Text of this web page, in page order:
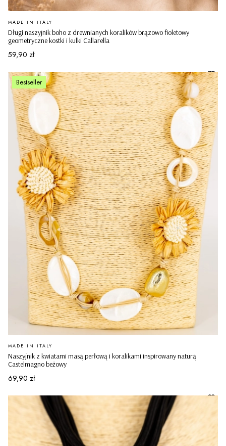
Długi naszyjnik boho z drewnianych koralików brązowo fioletowy
geometryczne kostki i kulki Callarella
PRODUCENT
MADE IN ITALY
Cena
59,90 zł
Bestseller
Naszyjnik z kwiatami masą perłową i koralikami inspirowany naturą
Castelmagno beżowy
PRODUCENT
MADE IN ITALY
Cena
69,90 zł